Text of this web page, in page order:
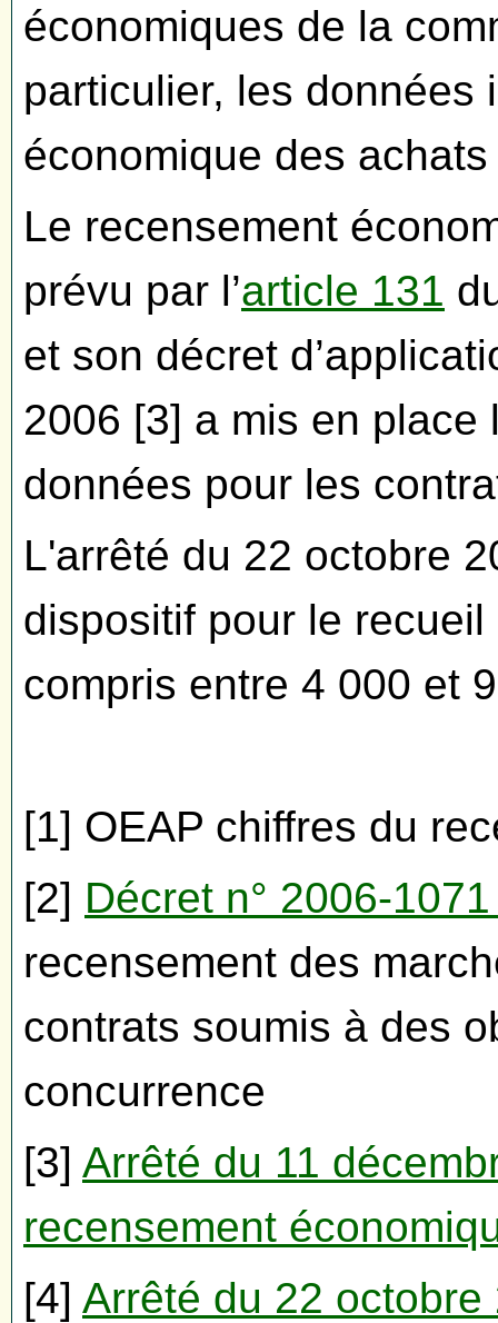
économiques de la
particulier, les données
économique des
Le recensement
prévu par l’article 131
et son décret
2006 [3] a mis en
données pour les
L'arrêté du 22 octobre
dispositif pour le
compris entre 4 000 et
[1] OEAP chiffres du
[2] Décret n° 2006-
recensement des
contrats soumis à des
concurrence
[3] Arrêté du 11
recensement
[4] Arrêté du 22 octobre